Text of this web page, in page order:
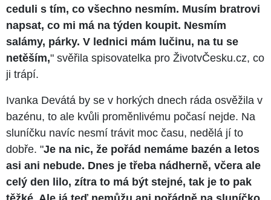
ceduli s tím, co všechno nesmím. Musím bratrovi
napsat, co mi má na týden koupit. Nesmím
salámy, párky. V lednici mám lučinu, na tu se
netěším," svěřila spisovatelka pro ŽivotvČesku.cz, co
ji trápí.
Ivanka Devátá by se v horkých dnech ráda osvěžila v
bazénu, to ale kvůli proměnlivému počasí nejde. Na
sluníčku navíc nesmí trávit moc času, nedělá jí to
dobře. "Je na nic, že pořád nemáme bazén a letos
asi ani nebude. Dnes je třeba nádherně, včera ale
celý den lilo, zítra to má být stejné, tak je to pak